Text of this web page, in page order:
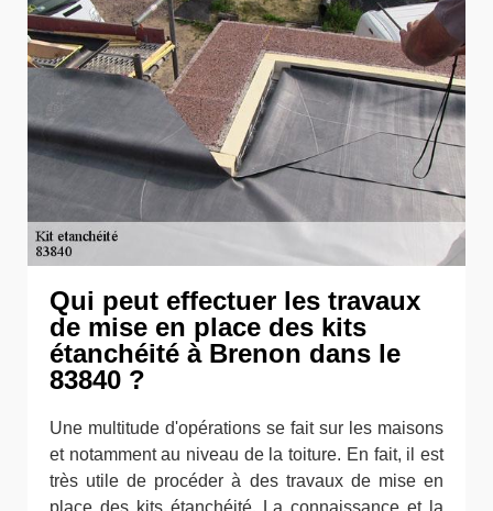
Qui peut effectuer les travaux
de mise en place des kits
étanchéité à Brenon dans le
83840 ?
Une multitude d'opérations se fait sur les maisons
et notamment au niveau de la toiture. En fait, il est
très utile de procéder à des travaux de mise en
place des kits étanchéité. La connaissance et la